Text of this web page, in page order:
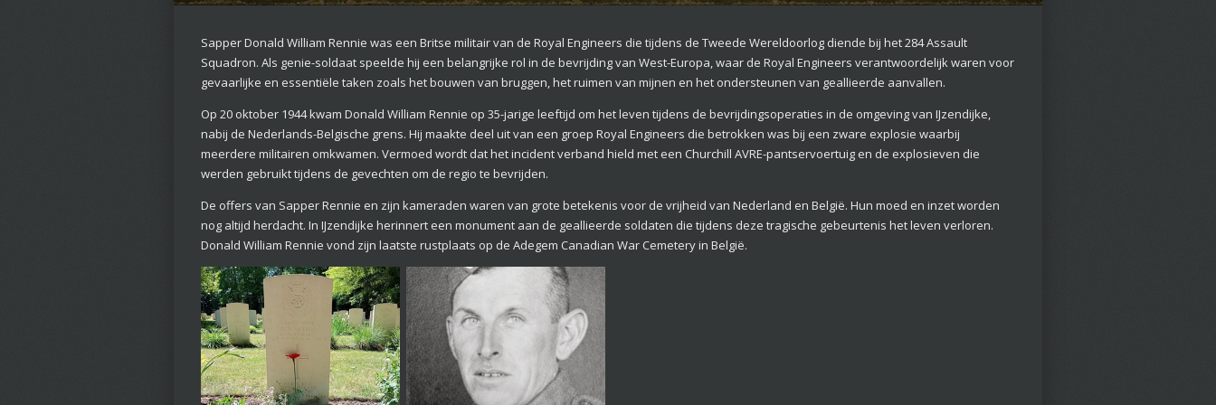
Sapper Donald William Rennie was een Britse militair van de Royal Engineers die tijdens de Tweede Wereldoorlog diende bij het 284 Assault
Squadron. Als genie-soldaat speelde hij een belangrijke rol in de bevrijding van West-Europa, waar de Royal Engineers verantwoordelijk waren voor
gevaarlijke en essentiële taken zoals het bouwen van bruggen, het ruimen van mijnen en het ondersteunen van geallieerde aanvallen.
Op 20 oktober 1944 kwam Donald William Rennie op 35-jarige leeftijd om het leven tijdens de bevrijdingsoperaties in de omgeving van IJzendijke,
nabij de Nederlands-Belgische grens. Hij maakte deel uit van een groep Royal Engineers die betrokken was bij een zware explosie waarbij
meerdere militairen omkwamen. Vermoed wordt dat het incident verband hield met een Churchill AVRE-pantservoertuig en de explosieven die
werden gebruikt tijdens de gevechten om de regio te bevrijden.
De offers van Sapper Rennie en zijn kameraden waren van grote betekenis voor de vrijheid van Nederland en België. Hun moed en inzet worden
nog altijd herdacht. In IJzendijke herinnert een monument aan de geallieerde soldaten die tijdens deze tragische gebeurtenis het leven verloren.
Donald William Rennie vond zijn laatste rustplaats op de Adegem Canadian War Cemetery in België.